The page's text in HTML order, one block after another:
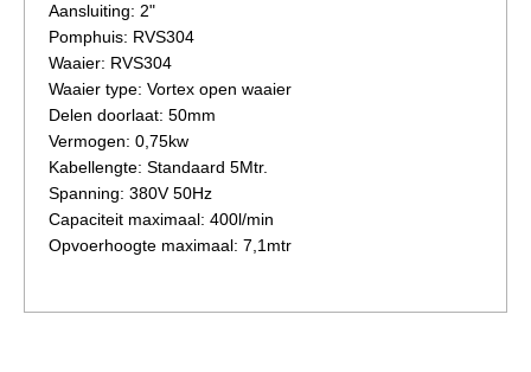
Aansluiting: 2"
Pomphuis: RVS304
Waaier: RVS304
Waaier type: Vortex open waaier
Delen doorlaat: 50mm
Vermogen: 0,75kw
Kabellengte: Standaard 5Mtr.
Spanning: 380V 50Hz
Capaciteit maximaal: 400l/min
Opvoerhoogte maximaal: 7,1mtr